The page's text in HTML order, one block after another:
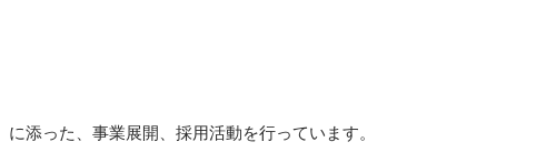
添った、事業展開、採用活動を行っています。